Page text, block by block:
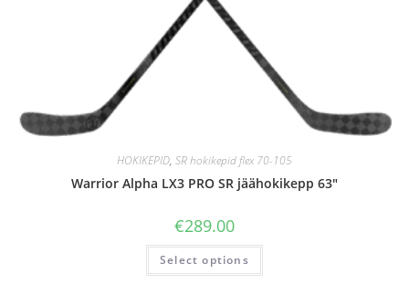
HOKIKEPID, SR hokikepid flex 70-105
Warrior Alpha LX3 PRO SR jäähokikepp 63″
€289.00
Select options